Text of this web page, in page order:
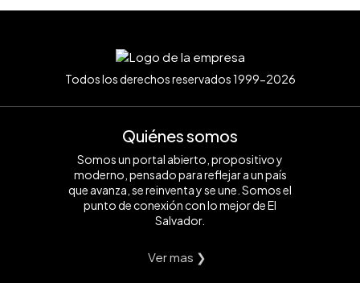
Todos los derechos reservados 1999-2026
Quiénes somos
Somos un portal abierto, propositivo y
moderno, pensado para reflejar a un país
que avanza, se reinventa y se une. Somos el
punto de conexión con lo mejor de El
Salvador.
Ver mas ❯